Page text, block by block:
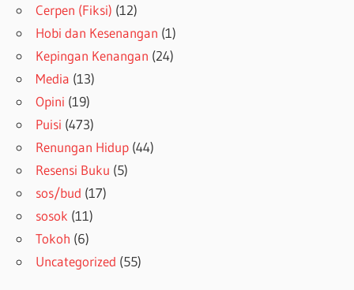
Cerpen (Fiksi) (12)
Hobi dan Kesenangan (1)
Kepingan Kenangan (24)
Media (13)
Opini (19)
Puisi (473)
Renungan Hidup (44)
Resensi Buku (5)
sos/bud (17)
sosok (11)
Tokoh (6)
Uncategorized (55)